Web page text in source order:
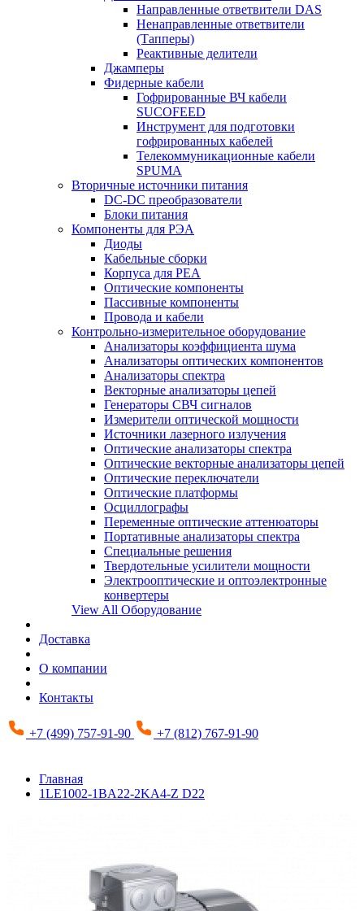
Направленные ответвители DAS
Ненаправленные ответвители
(Тапперы)
Реактивные делители
Джамперы
Фидерные кабели
Гофрированные ВЧ кабели
SUCOFEED
Инструмент для подготовки
гофрированных кабелей
Телекоммуникационные кабели
SPUMA
Вторичные источники питания
DC-DC преобразователи
Блоки питания
Компоненты для РЭА
Диоды
Кабельные сборки
Корпуса для РЕА
Оптические компоненты
Пассивные компоненты
Провода и кабели
Контрольно-измерительное оборудование
Анализаторы коэффициента шума
Анализаторы оптических компонентов
Анализаторы спектра
Векторные анализаторы цепей
Генераторы СВЧ сигналов
Измерители оптической мощности
Источники лазерного излучения
Оптические анализаторы спектра
Оптические векторные анализаторы цепей
Оптические переключатели
Оптические платформы
Осциллографы
Переменные оптические аттенюаторы
Портативные анализаторы спектра
Специальные решения
Твердотельные усилители мощности
Электрооптические и оптоэлектронные
конвертеры
View All Оборудование
Доставка
О компании
Контакты
+7 (499) 757-91-90 +7 (812) 767-91-90
Главная
1LE1002-1BA22-2KA4-Z D22